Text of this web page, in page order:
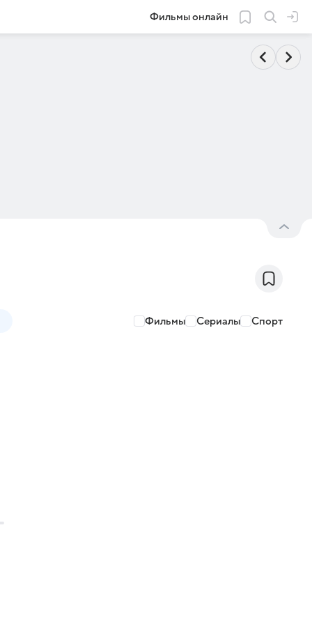
Фильмы онлайн
Фильмы Сериалы Спорт